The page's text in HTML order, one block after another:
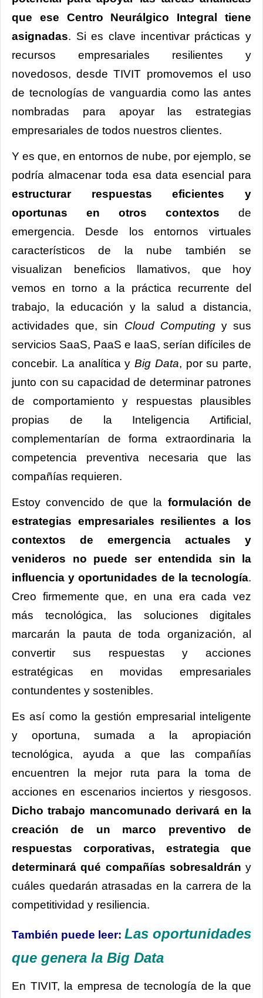
que ese Centro Neurálgico Integral tiene
asignadas. Si es clave incentivar prácticas y
recursos empresariales resilientes y
novedosos, desde TIVIT promovemos el uso
de tecnologías de vanguardia como las antes
nombradas para apoyar las estrategias
empresariales de todos nuestros clientes.
Y es que, en entornos de nube, por ejemplo, se
podría almacenar toda esa data esencial para
estructurar respuestas eficientes y
oportunas en otros contextos de
emergencia. Desde los entornos virtuales
característicos de la nube también se
visualizan beneficios llamativos, que hoy
vemos en torno a la práctica recurrente del
trabajo, la educación y la salud a distancia,
actividades que, sin Cloud Computing y sus
servicios SaaS, PaaS e IaaS, serían difíciles de
concebir. La analítica y Big Data, por su parte,
junto con su capacidad de determinar patrones
de comportamiento y respuestas plausibles
propias de la Inteligencia Artificial,
complementarían de forma extraordinaria la
competencia preventiva necesaria que las
compañías requieren.
Estoy convencido de que la formulación de
estrategias empresariales resilientes a los
contextos de emergencia actuales y
venideros no puede ser entendida sin la
influencia y oportunidades de la tecnología.
Creo firmemente que, en una era cada vez
más tecnológica, las soluciones digitales
marcarán la pauta de toda organización, al
convertir sus respuestas y acciones
estratégicas en movidas empresariales
contundentes y sostenibles.
Es así como la gestión empresarial inteligente
y oportuna, sumada a la apropiación
tecnológica, ayuda a que las compañías
encuentren la mejor ruta para la toma de
acciones en escenarios inciertos y riesgosos.
Dicho trabajo mancomunado derivará en la
creación de un marco preventivo de
respuestas corporativas, estrategia que
determinará qué compañías sobresaldrán y
cuáles quedarán atrasadas en la carrera de la
competitividad y resiliencia.
También puede leer: Las oportunidades
que genera la Big Data
En TIVIT, la empresa de tecnología de la que